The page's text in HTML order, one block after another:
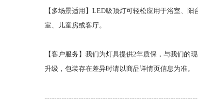
【多场景适用】LED吸顶灯可轻松应用于浴室、
室、儿童房或客厅。
【客户服务】我们为灯具提供2年质保，与我们
升级，包装存在差异时请以商品详情页信息为准。